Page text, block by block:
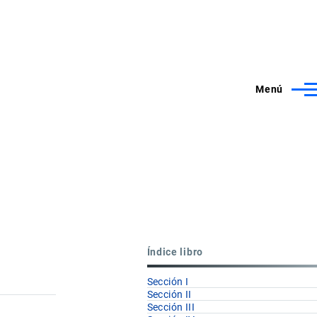
Menú
Índice libro
Sección I
Sección II
Sección III